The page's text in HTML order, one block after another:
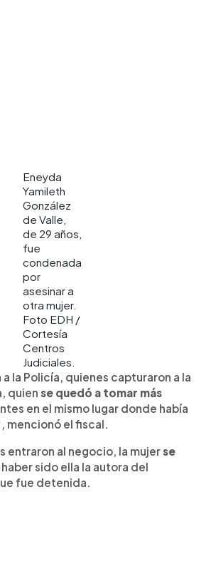
Eneyda
Yamileth
González
de Valle,
de 29 años,
fue
condenada
por
asesinar a
otra mujer.
Foto EDH /
Cortesía
Centros
Judiciales.
la Policía, quienes capturaron a la
quien se quedó a tomar más
en el mismo lugar donde había
mencionó el fiscal.
entraron al negocio, la mujerse
sido ella la autora del
fue detenida.